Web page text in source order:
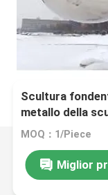
Scultura
metallo della
MOQ：1/Piece
Miglior